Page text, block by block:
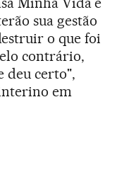
sua gestão
o que foi
contrário,
deu certo",
em